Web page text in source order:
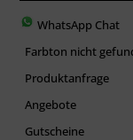
WhatsApp Chat
Farbton nicht
Produktanfrage
Angebote
Gutscheine